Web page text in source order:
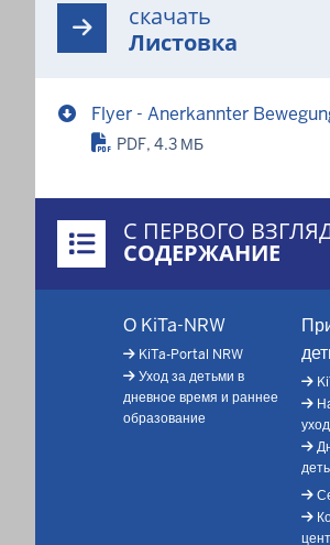
скачать
Листовка
Flyer - Anerkannter
PDF, 4.3 МБ
Inhalte
С ПЕРВОГО
СОДЕРЖАНИЕ
О KiTa-NRW
KiTa-Portal NRW
Уход за детьми в
дневное время и раннее
образование